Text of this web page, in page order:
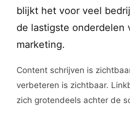
blijkt het voor veel
de lastigste onderdelen
marketing.
Content schrijven is
verbeteren is zichtbaar.
zich grotendeels achter de